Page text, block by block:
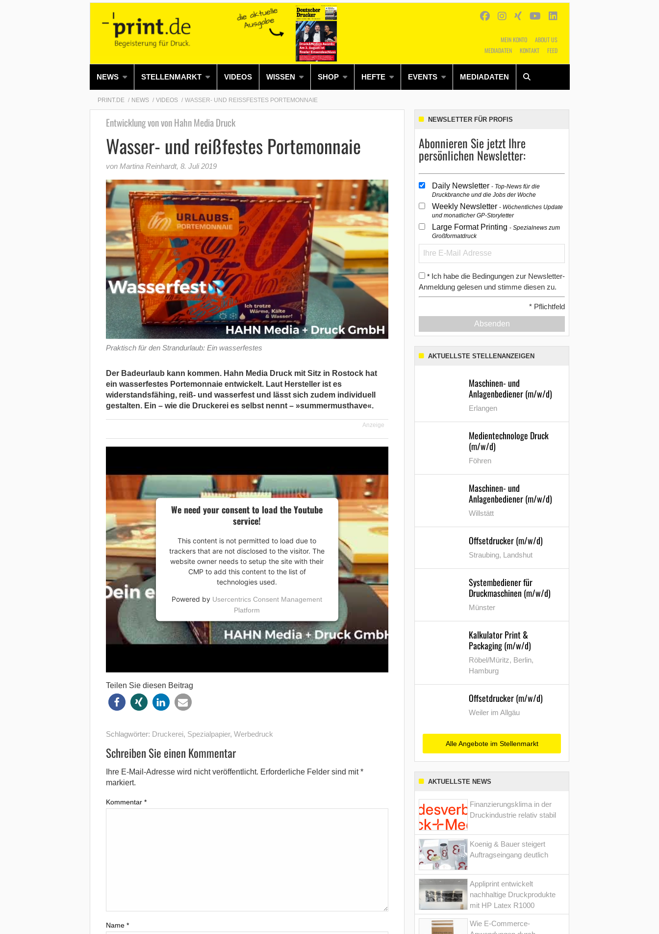
MEIN KONTO
ABOUT US
MEDIADATEN
KONTAKT FEED
NEWS STELLENMARKT VIDEOS WISSEN SHOP HEFTE EVENTS MEDIADATEN
Alles Shop SUCHEN
PRINT.DE NEWS VIDEOS WASSER- UND REISSFESTES PORTEMONNAIE
Entwicklung von von Hahn Media Druck
Wasser- und reißfestes Portemonnaie
von Martina Reinhardt, 8. Juli 2019
Praktisch für den Strandurlaub: Ein wasserfestes
Der Badeurlaub kann kommen. Hahn Media Druck mit Sitz in Rostock hat
ein wasserfestes Portemonnaie entwickelt. Laut Hersteller ist es
widerstandsfähing, reiß- und wasserfest und lässt sich zudem individuell
gestalten. Ein – wie die Druckerei es selbst nennt – »summermusthave«.
Anzeige
We need your consent to load the Youtube
service!
This content is not permitted to load due to
trackers that are not disclosed to the visitor. The
website owner needs to setup the site with their
CMP to add this content to the list of
technologies used.
Powered by Usercentrics Consent Management
Platform
Teilen Sie diesen Beitrag
Schlagwörter: Druckerei, Spezialpapier, Werbedruck
Schreiben Sie einen Kommentar
Ihre E-Mail-Adresse wird nicht veröffentlicht. Erforderliche Felder sind mit*
markiert.
Kommentar *
Name *
NEWSLETTER FÜR PROFIS
Abonnieren Sie jetzt Ihre
persönlichen Newsletter:
Daily Newsletter Top-News für die
Druckbranche und die Jobs der Woche
Weekly Newsletter Wöchentliches Update
und monatlicher GP-Storyletter
Large Format Printing Spezialnews zum
Großformatdruck
* Ich habe die Bedingungen zur Newsletter-
Anmeldung gelesen und stimme diesen zu.
* Pflichtfeld
Absenden
AKTUELLSTE STELLENANZEIGEN
Maschinen- und
Anlagenbediener (m/w/d)
Erlangen
Medientechnologe Druck
(m/w/d)
Föhren
Maschinen- und
Anlagenbediener (m/w/d)
Willstätt
Offsetdrucker (m/w/d)
Straubing, Landshut
Systembediener für
Druckmaschinen (m/w/d)
Münster
Kalkulator Print &
Packaging (m/w/d)
Röbel/Müritz, Berlin,
Hamburg
Offsetdrucker (m/w/d)
Weiler im Allgäu
Alle Angebote im Stellenmarkt
AKTUELLSTE NEWS
Finanzierungsklima in der
Druckindustrie relativ stabil
Koenig & Bauer steigert
Auftragseingang deutlich
Appliprint entwickelt
nachhaltige Druckprodukte
mit HP Latex R1000
Wie E-Commerce-